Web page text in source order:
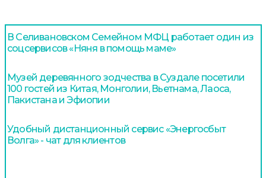
В Селивановском Семейном МФЦ работает один из
соцсервисов «Няня в помощь маме»
Музей деревянного зодчества в Суздале посетили
100 гостей из Китая, Монголии, Вьетнама, Лаоса,
Пакистана и Эфиопии
Удобный дистанционный сервис «Энергосбыт
Волга» - чат для клиентов